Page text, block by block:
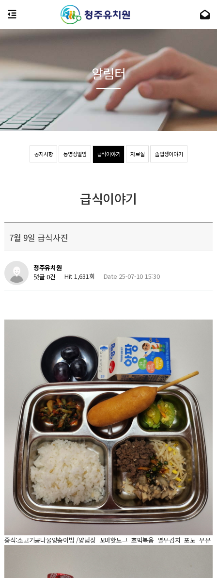
공지사항 동영상앨범 급식이야기 자료실 졸업생이야기
알림터
급식이야기
7월 9일 급식사진
청주유치원
댓글 0건
Hit 1,631회 Date 25-07-10 15:30
중식:소고기콩나물양송이밥 /양념장 꼬마핫도그 호박볶음 열무김치 포도 우유